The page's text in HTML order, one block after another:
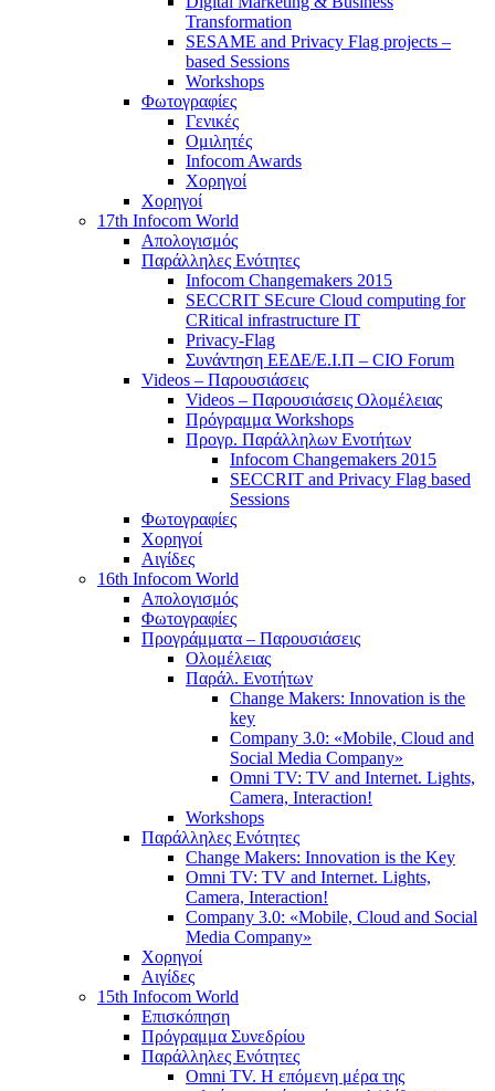
Transformation
SESAME and Privacy Flag projects –
based Sessions
Workshops
Φωτογραφίες
Γενικές
Ομιλητές
Infocom Awards
Χορηγοί
Χορηγοί
17th Infocom World
Απολογισμός
Παράλληλες Ενότητες
Infocom Changemakers 2015
SECCRIT SEcure Cloud computing for
CRitical infrastructure IT
Privacy-Flag
Συνάντηση ΕΕΔΕ/Ε.Ι.Π – CIO Forum
Videos – Παρουσιάσεις
Videos – Παρουσιάσεις Ολομέλειας
Πρόγραμμα Workshops
Προγρ. Παράλληλων Ενοτήτων
Infocom Changemakers 2015
SECCRIT and Privacy Flag based
Sessions
Φωτογραφίες
Χορηγοί
Αιγίδες
16th Infocom World
Απολογισμός
Φωτογραφίες
Προγράμματα – Παρουσιάσεις
Ολομέλειας
Παράλ. Ενοτήτων
Change Makers: Innovation is the
key
Company 3.0: «Mobile, Cloud and
Social Media Company»
Omni TV: TV and Internet. Lights,
Camera, Interaction!
Workshops
Παράλληλες Ενότητες
Change Makers: Innovation is the Key
Omni TV: TV and Internet. Lights,
Camera, Interaction!
Company 3.0: «Mobile, Cloud and Social
Media Company»
Χορηγοί
Αιγίδες
15th Infocom World
Επισκόπηση
Πρόγραμμα Συνεδρίου
Παράλληλες Ενότητες
Omni TV. Η επόμενη μέρα της